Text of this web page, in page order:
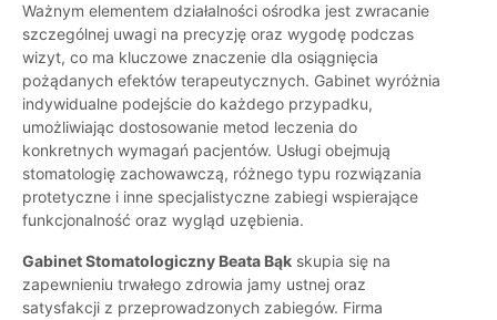
Ważnym elementem działalności ośrodka jest zwracanie
szczególnej uwagi na precyzję oraz wygodę podczas
wizyt, co ma kluczowe znaczenie dla osiągnięcia
pożądanych efektów terapeutycznych. Gabinet wyróżnia
indywidualne podejście do każdego przypadku,
umożliwiając dostosowanie metod leczenia do
konkretnych wymagań pacjentów. Usługi obejmują
stomatologię zachowawczą, różnego typu rozwiązania
protetyczne i inne specjalistyczne zabiegi wspierające
funkcjonalność oraz wygląd uzębienia.
Gabinet Stomatologiczny Beata Bąk skupia się na
zapewnieniu trwałego zdrowia jamy ustnej oraz
satysfakcji z przeprowadzonych zabiegów. Firma